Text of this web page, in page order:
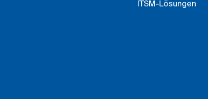
ITSM-Lösungen